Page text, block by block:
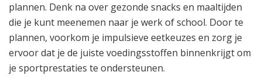
plannen. Denk na over gezonde snacks en maaltijden
die je kunt meenemen naar je werk of school. Door te
plannen, voorkom je impulsieve eetkeuzes en zorg je
ervoor dat je de juiste voedingsstoffen binnenkrijgt om
je sportprestaties te ondersteunen.